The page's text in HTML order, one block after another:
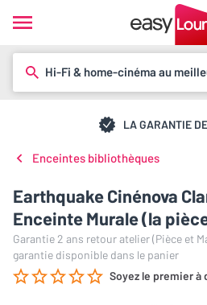
Hi-Fi & home-cinéma au
LA GARANTIE
Enceintes bibliothèques
Earthquake Cinénova
Enceinte Murale (la
Garantie 2 ans retour atelier (Pièce et
garantie disponible dans le panier
Soyez le premier à